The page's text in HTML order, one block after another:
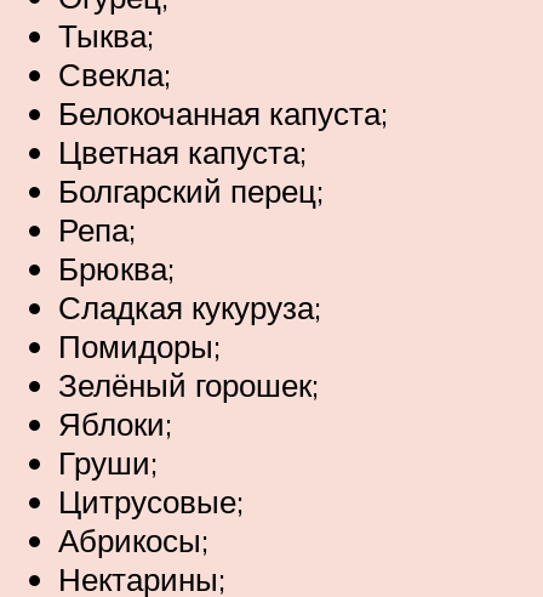
Тыква;
Свекла;
Белокочанная капуста;
Цветная капуста;
Болгарский перец;
Репа;
Брюква;
Сладкая кукуруза;
Помидоры;
Зелёный горошек;
Яблоки;
Груши;
Цитрусовые;
Абрикосы;
Нектарины;